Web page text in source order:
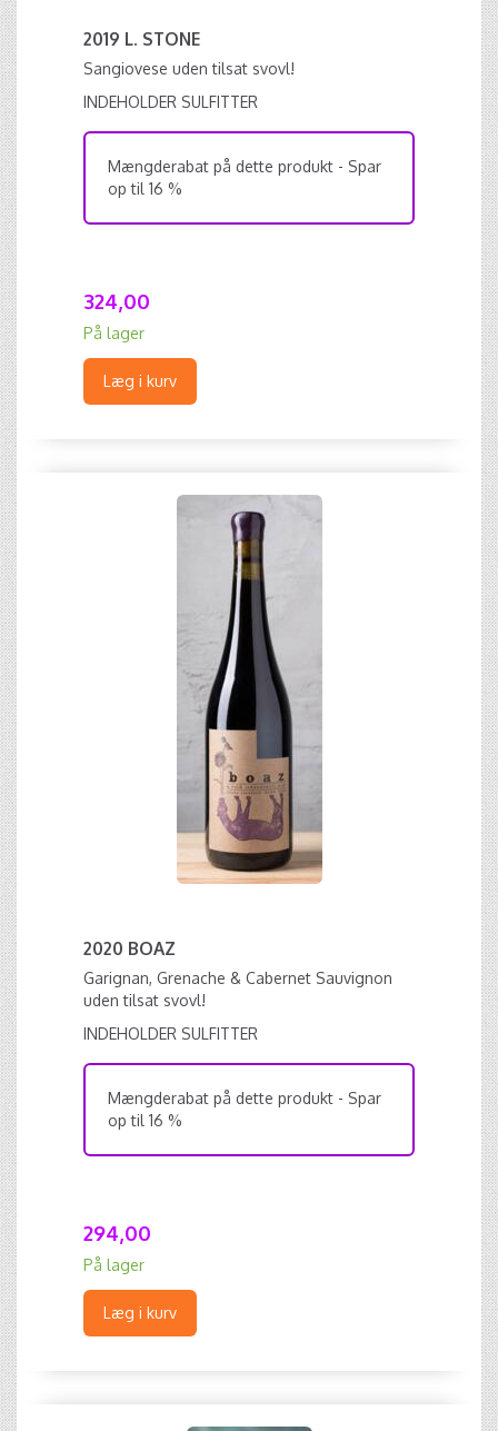
2019 L. STONE
Sangiovese uden tilsat svovl!
INDEHOLDER SULFITTER
Mængderabat på dette produkt - Spar
op til 16 %
324,00
På lager
Læg i kurv
2020 BOAZ
Garignan, Grenache & Cabernet Sauvignon
uden tilsat svovl!
INDEHOLDER SULFITTER
Mængderabat på dette produkt - Spar
op til 16 %
294,00
På lager
Læg i kurv